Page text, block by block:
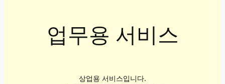
업무용 서비스
상업용 서비스입니다.